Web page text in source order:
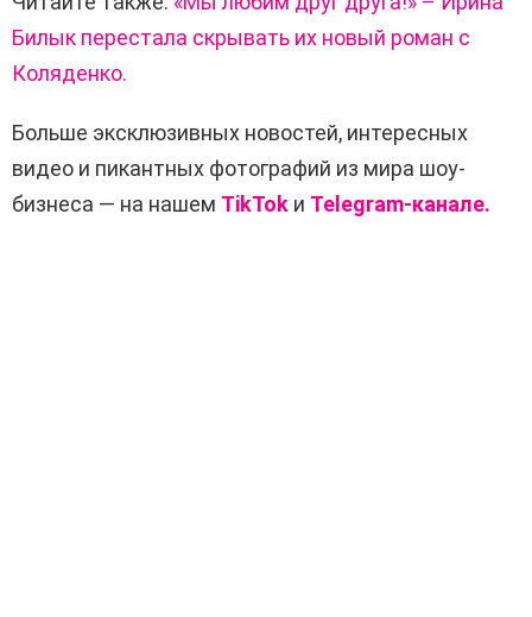
Билык перестала скрывать их новый роман с
Коляденко.
Больше эксклюзивных новостей, интересных
видео и пикантных фотографий из мира шоу-
бизнеса — на нашем TikTok и Telegram-канале.